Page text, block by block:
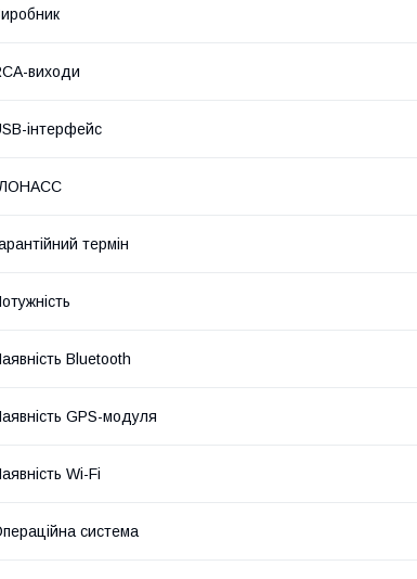
виходи
інтерфейс
термін
Bluetooth
GPS-модуля
Wi-Fi
система